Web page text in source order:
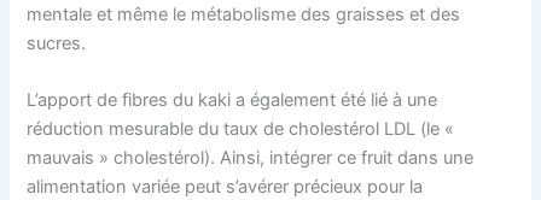
mentale et même le métabolisme des graisses et des
sucres.
L’apport de fibres du kaki a également été lié à une
réduction mesurable du taux de cholestérol LDL (le «
mauvais » cholestérol). Ainsi, intégrer ce fruit dans une
alimentation variée peut s’avérer précieux pour la